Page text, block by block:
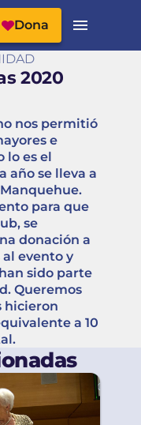
Dona
2020
nos permitió
e
lo es el
año se lleva a
para que
se
donación a
evento y
sido parte
Queremos
hicieron
a 10